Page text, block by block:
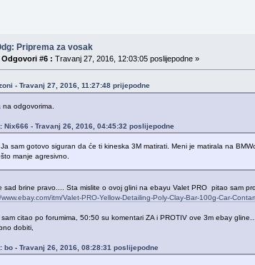
Priprema za vosak
Odgovori #6 : Travanj 27, 2016, 12:03:05 poslijepodne »
- Travanj 27, 2016, 11:27:48 prijepodne
na odgovorima.
Nix666 - Travanj 26, 2016, 04:45:32 poslijepodne
sam gotovo siguran da će ti kineska 3M matirati. Meni je matirala na
manje agresivno.
sad brine pravo.... Sta mislite o ovoj glini na ebayu Valet PRO pitao sam
itm/Valet-PRO-Yellow-Detailing-Poly-Clay-Bar-100g-Car-
citao po forumima, 50:50 su komentari ZA i PROTIV ove 3m ebay
dobiti,
bo - Travanj 26, 2016, 08:28:31 poslijepodne